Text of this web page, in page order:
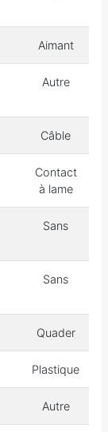
Aimant
Autre
Câble
Contact
à lame
Sans
Sans
Quader
Plastique
Autre